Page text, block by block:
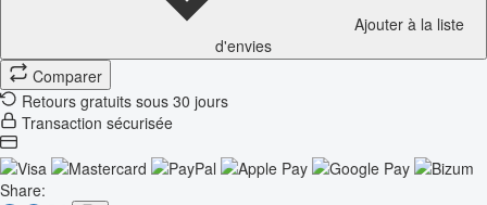
Ajouter à la liste
d'envies
Comparer
Retours gratuits sous 30 jours
Transaction sécurisée
Share: